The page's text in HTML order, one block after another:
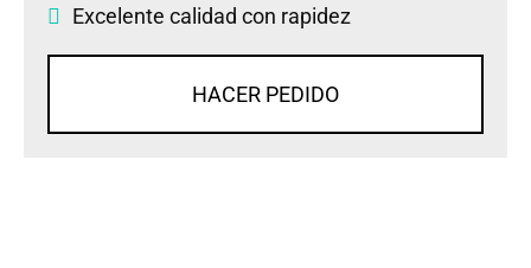
Excelente calidad con rapidez
HACER PEDIDO